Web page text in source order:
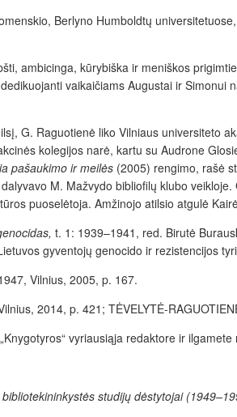
Berlyno Humboldtų
ambicinga, kūrybiška ir meniškos
vaikaičiams Augustai ir Simonui
G. Raguotienė liko Vilniaus universiteto
kolegijos narė, kartu su Audrone
pašaukimo ir meilės (2005) rengimo, rašė
M. Mažvydo bibliofilų klubo
puoselėtoja. Amžinojo atilsio atgulė
t. 1: 1939–1941, red. Birutė
gyventojų genocido ir rezistencijos
Vilnius, 2005, p. 167.
2014, p. 421; TĖVELYTĖ-
vyriausiąja redaktore ir
studijų dėstytojai